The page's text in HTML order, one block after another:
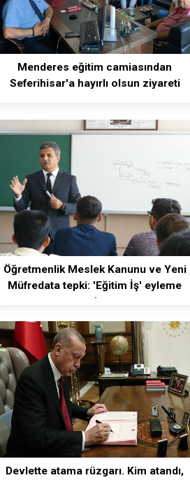
Menderes eğitim camiasından
Seferihisar'a hayırlı olsun ziyareti
Öğretmenlik Meslek Kanunu ve Yeni
Müfredata tepki: 'Eğitim İş' eyleme
geçiyor
Devlette atama rüzgarı. Kim atandı,